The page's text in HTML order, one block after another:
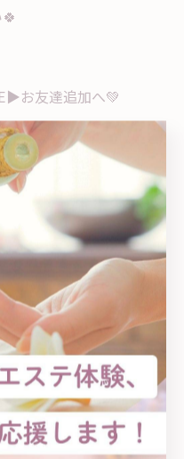
お友達追加へ💚
ェリス】
く
お知らせいたします)
ださい)